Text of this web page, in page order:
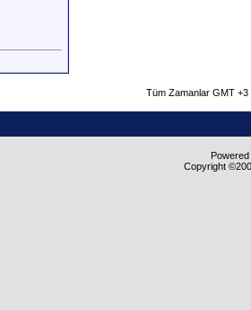
Tüm Zamanlar GMT
Copyright